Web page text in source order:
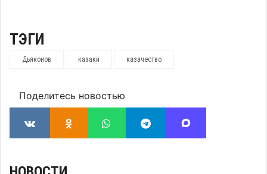
ТЭГИ
Дьяконов казаки казачество
Поделитесь новостью